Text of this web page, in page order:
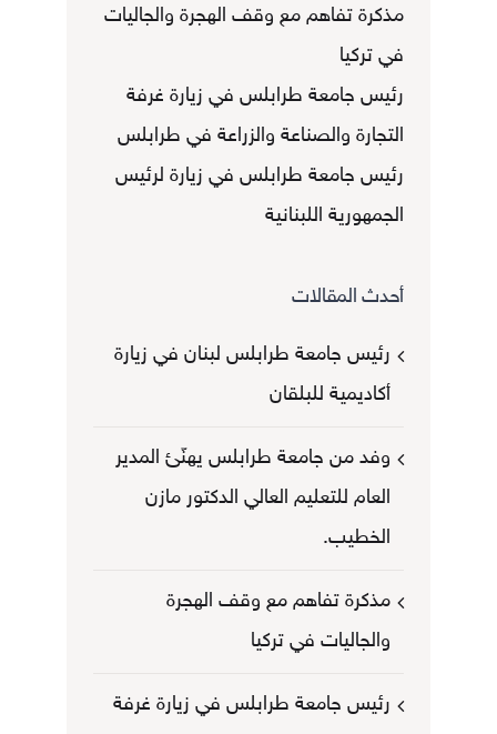
مذكرة تفاهم مع وقف الهجرة والجاليات
في تركيا
رئيس جامعة طرابلس في زيارة غرفة
التجارة والصناعة والزراعة في طرابلس
رئيس جامعة طرابلس في زيارة لرئيس
الجمهورية اللبنانية
أحدث المقالات
رئيس جامعة طرابلس لبنان في زيارة
أكاديمية للبلقان
وفد من جامعة طرابلس يهنّئ المدير
العام للتعليم العالي الدكتور مازن
الخطيب.
مذكرة تفاهم مع وقف الهجرة
والجاليات في تركيا
رئيس جامعة طرابلس في زيارة غرفة